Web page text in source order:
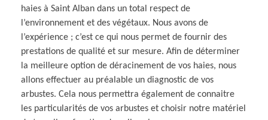
haies à Saint Alban dans un total respect de
l’environnement et des végétaux. Nous avons de
l’expérience ; c’est ce qui nous permet de fournir des
prestations de qualité et sur mesure. Afin de déterminer
la meilleure option de déracinement de vos haies, nous
allons effectuer au préalable un diagnostic de vos
arbustes. Cela nous permettra également de connaitre
les particularités de vos arbustes et choisir notre matériel